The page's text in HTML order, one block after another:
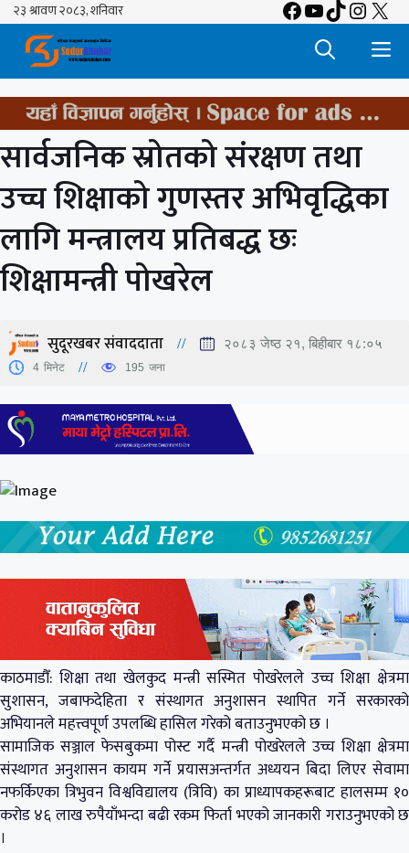
Skip
content
Facebook
YouTube
TikTok
X
सार्वजनिक स्रोतको संरक्षण तथा
उच्च शिक्षाको गुणस्तर अभिवृद्धिका
लागि मन्त्रालय प्रतिबद्ध छः
शिक्षामन्त्री पोखरेल
सुदूरखबर संवाददाता २०८३ जेष्ठ २१, बिहीबार १८:०५
4 मिनेट 195 जना
काठमाडौँ: शिक्षा तथा खेलकुद मन्त्री सस्मित पोखरेलले उच्च शिक्षा क्षेत्रमा
सुशासन, जबाफदेहिता र संस्थागत अनुशासन स्थापित गर्ने सरकारको
अभियानले महत्त्वपूर्ण उपलब्धि हासिल गरेको बताउनुभएको छ ।
सामाजिक सञ्जाल फेसबुकमा पोस्ट गर्दै मन्त्री पोखरेलले उच्च शिक्षा क्षेत्रमा
संस्थागत अनुशासन कायम गर्ने प्रयासअन्तर्गत अध्ययन बिदा लिएर सेवामा
नफर्किएका त्रिभुवन विश्वविद्यालय (त्रिवि) का प्राध्यापकहरूबाट हालसम्म १०
करोड ४६ लाख रुपैयाँभन्दा बढी रकम फिर्ता भएको जानकारी गराउनुभएको छ
।